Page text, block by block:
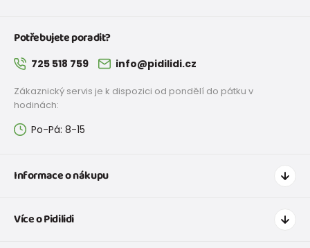
Potřebujete poradit?
725 518 759 info@pidilidi.cz
Zákaznický servis je k dispozici od pondělí do pátku v
hodinách:
Po-Pá: 8-15
Informace o nákupu
Doprava a platba
Více o Pidilidi